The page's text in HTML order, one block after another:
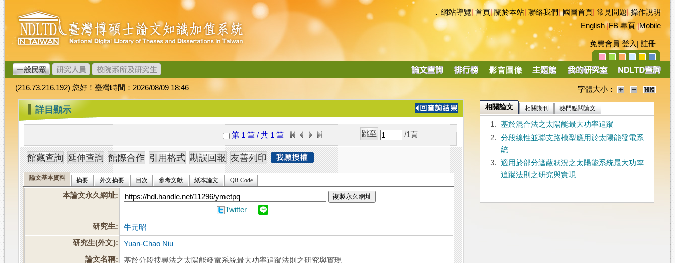
跳
到
主
要
內
容
臺
灣
博
碩
士
論
文
加
值
系
統
::: 網站導覽|首頁|關於本站 聯絡我們|國圖首頁 常見問題|操作說明
English|FB 專頁|Mobile
免費會員 登入 註冊
導
(216.73.216.192) 您好！臺灣時間：2026/08/09 18:46 字體大小：
::: 詳目顯示
第 1 筆 / 共 1 筆 /1 頁
論文基本資料 摘要 外文摘要 目次 參考文獻 紙本論文 QR Code
本論文永久網址: 複製永久網址
Twitter
研究生:
牛元昭
研究生(外文):
Yuan-Chao Niu
論文名稱:
基於分段搜尋法之太陽能發電系統最大功率追蹤法則之研究與實現
相關論文 相關期刊 熱門點閱論文
1.
基於混合法之太陽能最大功率追蹤
2.
分段線性並聯支路模型應用於太陽能發電系
統
3.
適用於部分遮蔽狀況之太陽能系統最大功率
追蹤法則之研究與實現